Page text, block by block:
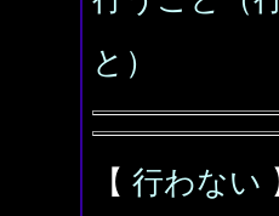
と）
【 行わない